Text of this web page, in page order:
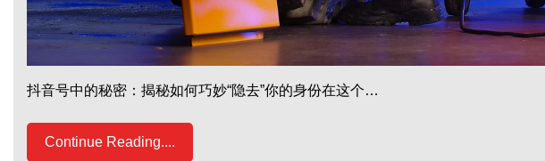
抖音号中的秘密：揭秘如何巧妙“隐去”你的身份在这个…
Continue Reading....